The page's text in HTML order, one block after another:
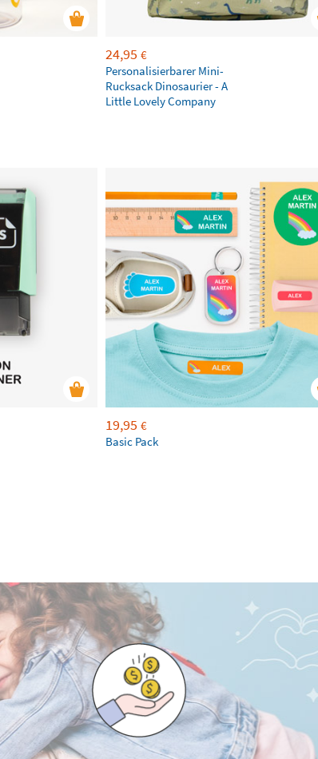
24,95 €
Personalisierbarer Mini-
Rucksack Dinosaurier - A
Little Lovely Company
19,95 €
Basic Pack